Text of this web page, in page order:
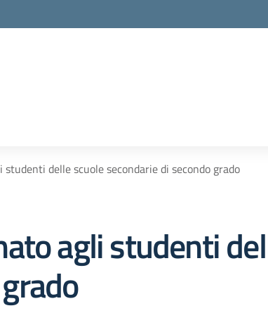
delle scuole secondarie di secondo grado
agli studenti